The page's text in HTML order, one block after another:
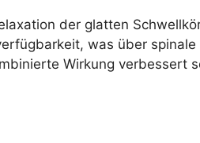
der glatten
was über spinale
Wirkung verbessert